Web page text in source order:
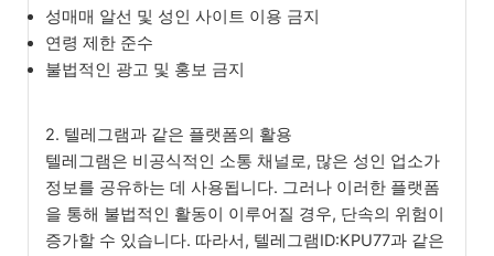
성매매 알선 및 성인 사이트 이용 금지
연령 제한 준수
불법적인 광고 및 홍보 금지
2. 텔레그램과 같은 플랫폼의 활용
텔레그램은 비공식적인 소통 채널로, 많은 성인 업소가
정보를 공유하는 데 사용됩니다. 그러나 이러한 플랫폼
을 통해 불법적인 활동이 이루어질 경우, 단속의 위험이
증가할 수 있습니다. 따라서, 텔레그램ID:KPU77과 같은